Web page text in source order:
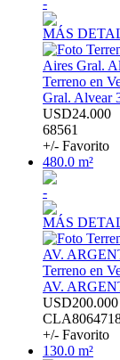
-
MÁS
Terreno en
Gral. Alvear
USD24.000
68561
+/- Favorito
480.0 m²
-
MÁS
Terreno en
AV.
USD200.000
+/- Favorito
130.0 m²